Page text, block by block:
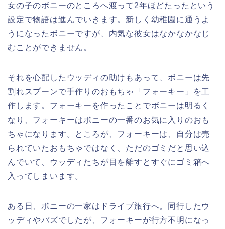
女の子のボニーのところへ渡って2年ほどたったという
設定で物語は進んでいきます。新しく幼稚園に通うよ
うになったボニーですが、内気な彼女はなかなかなじ
むことができません。
それを心配したウッディの助けもあって、ボニーは先
割れスプーンで手作りのおもちゃ「フォーキー」を工
作します。フォーキーを作ったことでボニーは明るく
なり、フォーキーはボニーの一番のお気に入りのおも
ちゃになります。ところが、フォーキーは、自分は売
られていたおもちゃではなく、ただのゴミだと思い込
んでいて、ウッディたちが目を離すとすぐにゴミ箱へ
入ってしまいます。
ある日、ボニーの一家はドライブ旅行へ。同行したウ
ッディやバズでしたが、フォーキーが行方不明になっ